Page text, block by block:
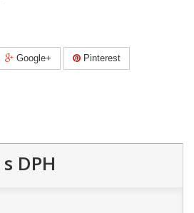
Google+ Pinterest
s DPH